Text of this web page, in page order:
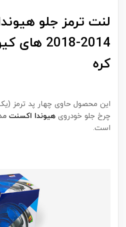
لنت ترمز جلو
کره
این محصول حاوی چهار پد ترمز
چرخ جلو خودروی هیوندا اکسنت مدل
است.